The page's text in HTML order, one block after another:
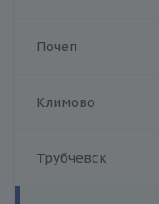
Почеп
Климово
Трубчевск